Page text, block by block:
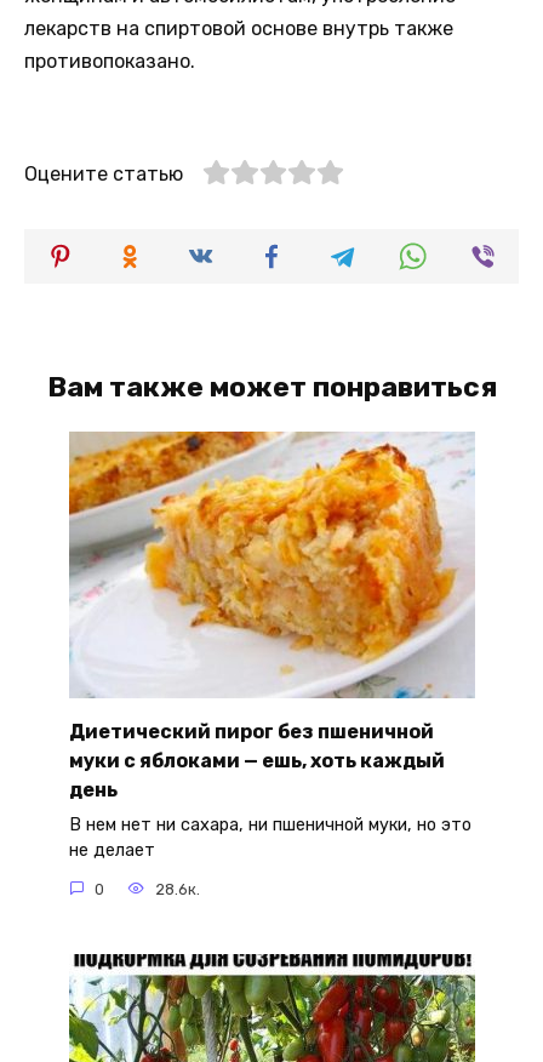
лекарств на спиртовой основе внутрь также
противопоказано.
Оцените статью
Вам также может понравиться
Диетический пирог без пшеничной
муки с яблоками — ешь, хоть каждый
день
В нем нет ни сахара, ни пшеничной муки, но это
не делает
0 28.6к.